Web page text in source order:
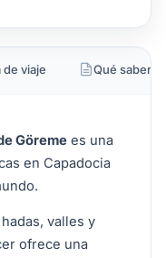
de viaje Qué saber
Göreme es una
en Capadocia
valles y
ofrece una